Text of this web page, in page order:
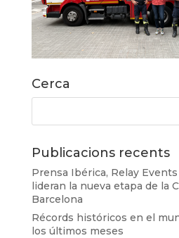
Cerca
Publicacions recents
Prensa Ibérica, Relay
lideran la nueva etapa de la
Barcelona
Récords históricos en el
los últimos meses